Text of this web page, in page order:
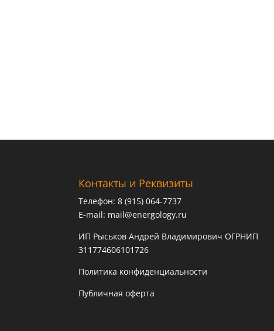
Контакты и Реквизиты
Телефон: 8 (915) 064-7737
E-mail: mail@energology.ru
ИП Рыськов Андрей Владимирович ОГРНИП
311774606101726
Политика конфиденциальности
Публичная оферта